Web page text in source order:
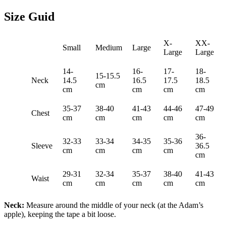
Size Guid
Small Medium Large
X-
Large
XX-
Large
Neck
14-
14.5
cm
15-15.5
cm
16-
16.5
cm
17-
17.5
cm
18-
18.5
cm
Chest
35-37
cm
38-40
cm
41-43
cm
44-46
cm
47-49
cm
Sleeve
32-33
cm
33-34
cm
34-35
cm
35-36
cm
36-
36.5
cm
Waist
29-31
cm
32-34
cm
35-37
cm
38-40
cm
41-43
cm
Neck: Measure around the middle of your neck (at the Adam’s
apple), keeping the tape a bit loose.